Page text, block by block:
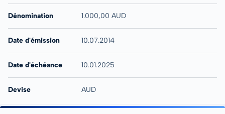
Dénomination 1.000,00 AUD
Date d'émission 10.07.2014
Date d'échéance 10.01.2025
Devise AUD